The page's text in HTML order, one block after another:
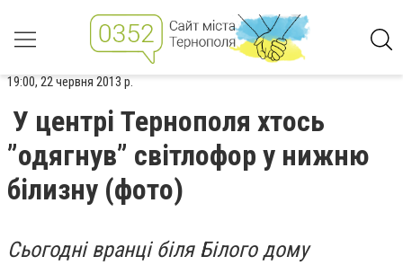
19:00, 22 червня 2013 р.
У центрі Тернополя хтось
”одягнув” світлофор у нижню
білизну (фото)
Сьогодні вранці біля Білого дому